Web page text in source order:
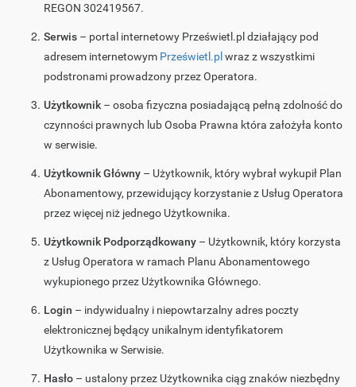
REGON 302419567.
Serwis – portal internetowy Prześwietl.pl działający pod
adresem internetowym Prześwietl.pl wraz z wszystkimi
podstronami prowadzony przez Operatora.
Użytkownik – osoba fizyczna posiadającą pełną zdolność do
czynności prawnych lub Osoba Prawna która założyła konto
w serwisie.
Użytkownik Główny – Użytkownik, który wybrał wykupił Plan
Abonamentowy, przewidujący korzystanie z Usług Operatora
przez więcej niż jednego Użytkownika.
Użytkownik Podporządkowany – Użytkownik, który korzysta
z Usług Operatora w ramach Planu Abonamentowego
wykupionego przez Użytkownika Głównego.
Login – indywidualny i niepowtarzalny adres poczty
elektronicznej będący unikalnym identyfikatorem
Użytkownika w Serwisie.
Hasło – ustalony przez Użytkownika ciąg znaków niezbędny